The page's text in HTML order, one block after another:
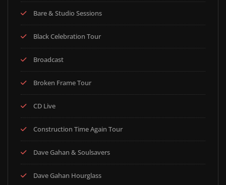
Bare & Studio Sessions
Black Celebration Tour
Broadcast
Broken Frame Tour
CD Live
Construction Time Again Tour
Dave Gahan & Soulsavers
Dave Gahan Hourglass